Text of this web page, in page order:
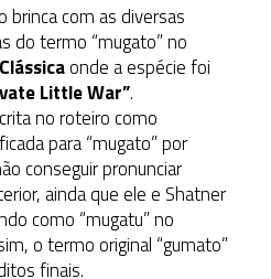
brinca com as diversas
do termo “mugato” no
onde a espécie foi
Little War”.
no roteiro como
para “mugato” por
conseguir pronunciar
ainda que ele e Shatner
como “mugatu” no
o termo original “gumato”
finais.